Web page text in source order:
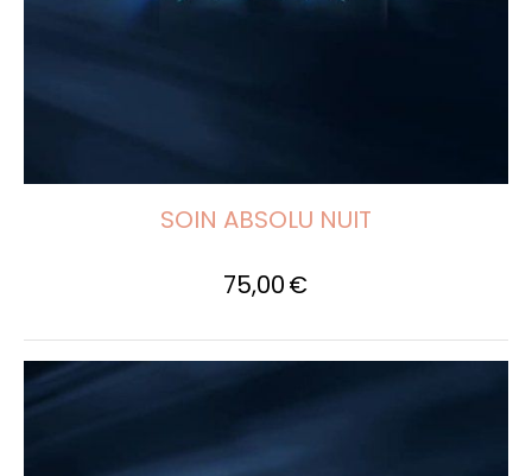
SOIN ABSOLU NUIT
75,00€